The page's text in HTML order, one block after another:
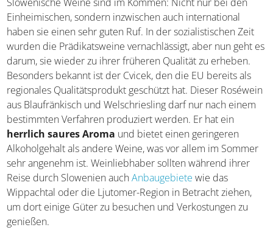
Wein
Slowenische Weine sind im Kommen: Nicht nur bei den
Einheimischen, sondern inzwischen auch international
haben sie einen sehr guten Ruf. In der sozialistischen Zeit
wurden die Prädikatsweine vernachlässigt, aber nun geht
es darum, sie wieder zu ihrer früheren Qualität zu
erheben. Besonders bekannt ist der Cvicek, den die EU
bereits als regionales Qualitätsprodukt geschützt hat.
Dieser Roséwein aus Blaufränkisch und Welschriesling
darf nur nach einem bestimmten Verfahren produziert
werden. Er hat einherrlich saures Aromaund bietet
einen geringeren Alkoholgehalt als andere Weine, was vor
allem im Sommer sehr angenehm ist. Weinliebhaber
sollten während ihrer Reise durch Slowenien auch